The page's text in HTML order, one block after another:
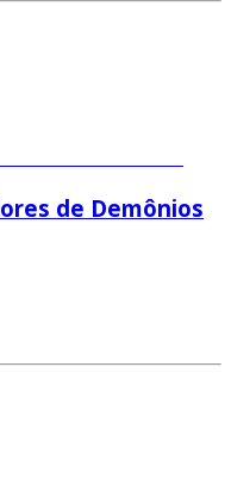
de Demônios